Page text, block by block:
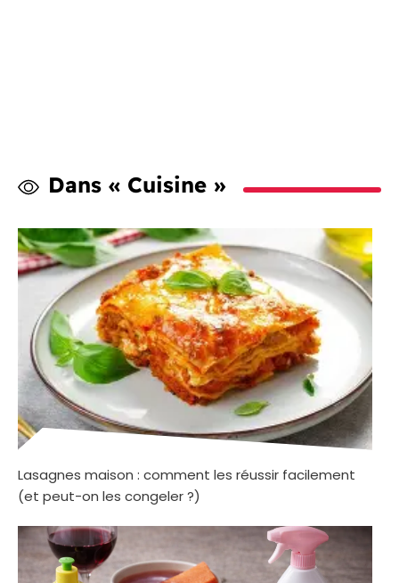
Dans « Cuisine »
Lasagnes maison : comment les réussir facilement
(et peut-on les congeler ?)